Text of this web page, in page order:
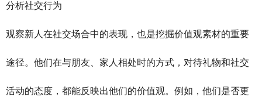
分析社交行为
观察新人在社交场合中的表现，也是挖掘价值观素材的重要
途径。他们在与朋友、家人相处时的方式，对待礼物和社交
活动的态度，都能反映出他们的价值观。例如，他们是否更